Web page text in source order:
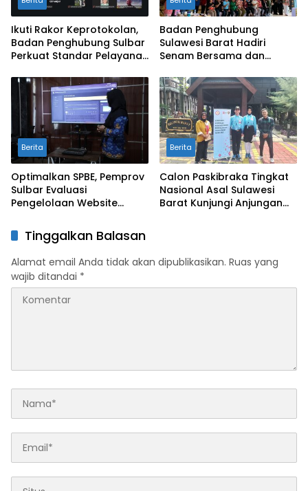
Ikuti Rakor Keprotokolan,
Badan Penghubung Sulbar
Perkuat Standar Pelayanan
Badan Penghubung
Sulawesi Barat Hadiri
Senam Bersama dan
dengan Anjungan Daerah
Berita
Optimalkan SPBE, Pemprov
Sulbar Evaluasi
Pengelolaan Website
Berita
Calon Paskibraka Tingkat
Nasional Asal Sulawesi
Barat Kunjungi Anjungan
Tinggalkan Balasan
Alamat email Anda tidak akan dipublikasikan. Ruas yang
wajib ditandai *